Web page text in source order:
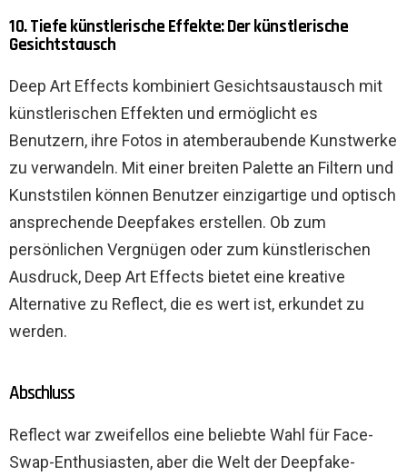
10. Tiefe künstlerische Effekte: Der künstlerische
Gesichtstausch
Deep Art Effects kombiniert Gesichtsaustausch mit
künstlerischen Effekten und ermöglicht es
Benutzern, ihre Fotos in atemberaubende Kunstwerke
zu verwandeln. Mit einer breiten Palette an Filtern und
Kunststilen können Benutzer einzigartige und optisch
ansprechende Deepfakes erstellen. Ob zum
persönlichen Vergnügen oder zum künstlerischen
Ausdruck, Deep Art Effects bietet eine kreative
Alternative zu Reflect, die es wert ist, erkundet zu
werden.
Abschluss
Reflect war zweifellos eine beliebte Wahl für Face-
Swap-Enthusiasten, aber die Welt der Deepfake-